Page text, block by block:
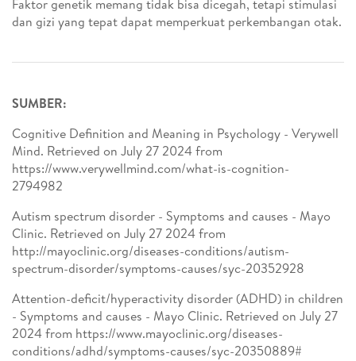
Faktor genetik memang tidak bisa dicegah, tetapi stimulasi
dan gizi yang tepat dapat memperkuat perkembangan otak.
SUMBER:
Cognitive Definition and Meaning in Psychology - Verywell
Mind. Retrieved on July 27 2024 from
https://www.verywellmind.com/what-is-cognition-
2794982
Autism spectrum disorder - Symptoms and causes - Mayo
Clinic. Retrieved on July 27 2024 from
http://mayoclinic.org/diseases-conditions/autism-
spectrum-disorder/symptoms-causes/syc-20352928
Attention-deficit/hyperactivity disorder (ADHD) in children
- Symptoms and causes - Mayo Clinic. Retrieved on July 27
2024 from https://www.mayoclinic.org/diseases-
conditions/adhd/symptoms-causes/syc-20350889#